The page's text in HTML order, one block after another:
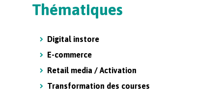
Thématiques
Digital instore
E-commerce
Retail media / Activation
Transformation des courses